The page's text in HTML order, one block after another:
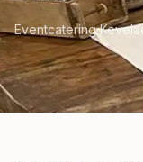
Eventcatering